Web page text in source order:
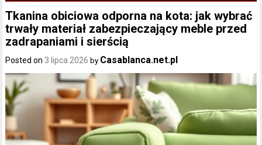
Tkanina obiciowa odporna na kota: jak wybrać
trwały materiał zabezpieczający meble przed
zadrapaniami i sierścią
Posted on 3 lipca 2026 by Casablanca.net.pl